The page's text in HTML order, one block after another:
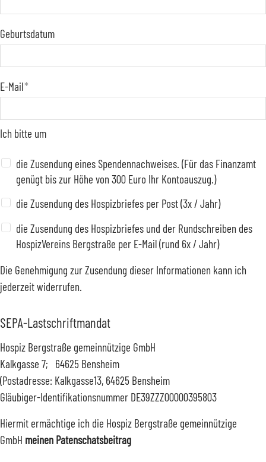
Geburtsdatum
E-Mail*
Ich bitte um
die Zusendung eines Spendennachweises. (Für das Finanzamt
genügt bis zur Höhe von 300 Euro Ihr Kontoauszug.)
die Zusendung des Hospizbriefes per Post (3x / Jahr)
die Zusendung des Hospizbriefes und der Rundschreiben des
HospizVereins Bergstraße per E-Mail (rund 6x / Jahr)
Die Genehmigung zur Zusendung dieser Informationen kann ich
jederzeit widerrufen.
SEPA-Lastschriftmandat
Hospiz Bergstraße gemeinnützige GmbH
Kalkgasse 7; 64625 Bensheim
(Postadresse: Kalkgasse13, 64625 Bensheim
Gläubiger-Identifikationsnummer DE39ZZZ00000395803
Hiermit ermächtige ich die Hospiz Bergstraße gemeinnützige
GmbH meinen Patenschatsbeitrag